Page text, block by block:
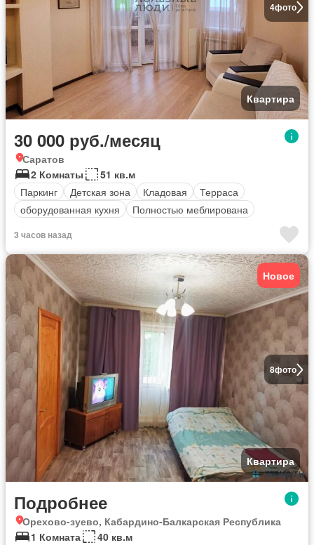
4фото
Квартира
30 000 руб./месяц
Саратов
2 Комнаты
51 кв.м
Паркинг
Детская зона Кладовая
Терраса
оборудованная кухня
Полностью меблирована
3 часов назад
8фото
Новое
Квартира
Подробнее
Орехово-зуево, Кабардино-Балкарская Республика
1 Комната
40 кв.м